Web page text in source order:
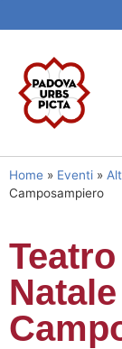
Home » Eventi »
Camposampiero